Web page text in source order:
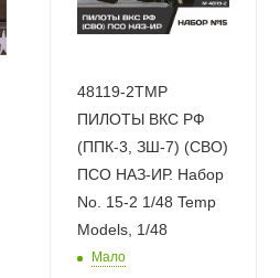
48119-2TMP
ПИЛОТЫ ВКС РФ
(ППК-3, ЗШ-7) (СВО)
ПСО НАЗ-ИР. Набор
No. 15-2 1/48 Temp
Models, 1/48
Мало